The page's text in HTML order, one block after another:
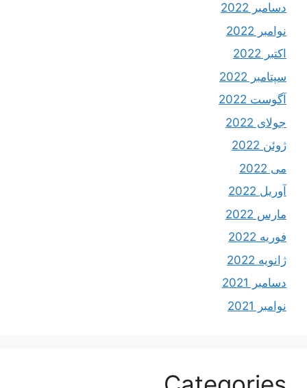
دسامبر 2022
نوامبر 2022
اکتبر 2022
سپتامبر 2022
آگوست 2022
جولای 2022
ژوئن 2022
می 2022
آوریل 2022
مارس 2022
فوریه 2022
ژانویه 2022
دسامبر 2021
نوامبر 2021